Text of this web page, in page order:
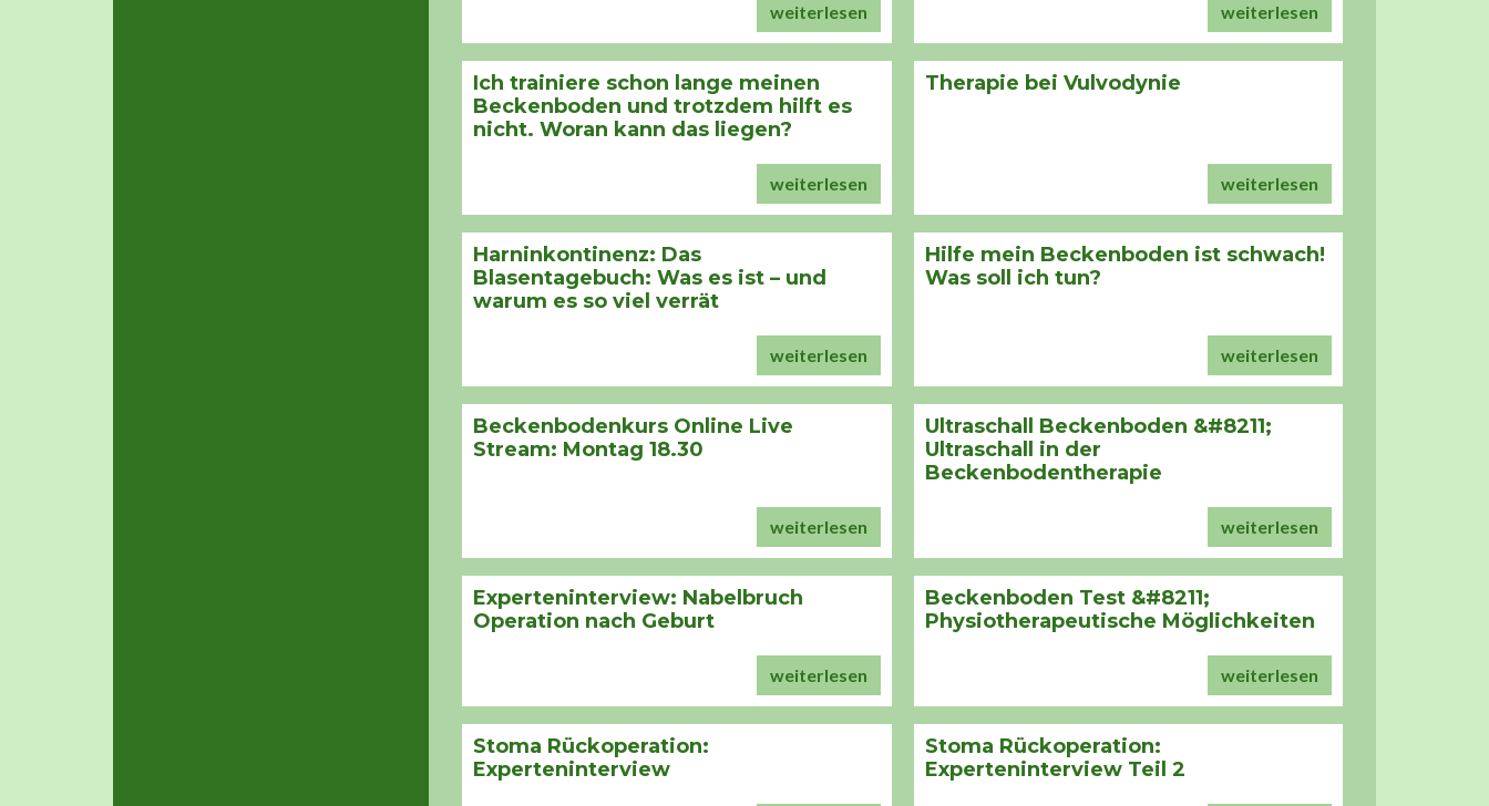
weiterlesen weiterlesen
Ich trainiere schon lange meinen
Beckenboden und trotzdem hilft es
nicht. Woran kann das liegen?
weiterlesen
Therapie bei Vulvodynie
weiterlesen
Harninkontinenz: Das
Blasentagebuch: Was es ist – und
warum es so viel verrät
weiterlesen
Hilfe mein Beckenboden ist schwach!
Was soll ich tun?
weiterlesen
Beckenbodenkurs Online Live
Stream: Montag 18.30
weiterlesen
Ultraschall Beckenboden &#8211;
Ultraschall in der
Beckenbodentherapie
weiterlesen
Experteninterview: Nabelbruch
Operation nach Geburt
weiterlesen
Beckenboden Test &#8211;
Physiotherapeutische Möglichkeiten
weiterlesen
Stoma Rückoperation:
Experteninterview
Stoma Rückoperation:
Experteninterview Teil 2